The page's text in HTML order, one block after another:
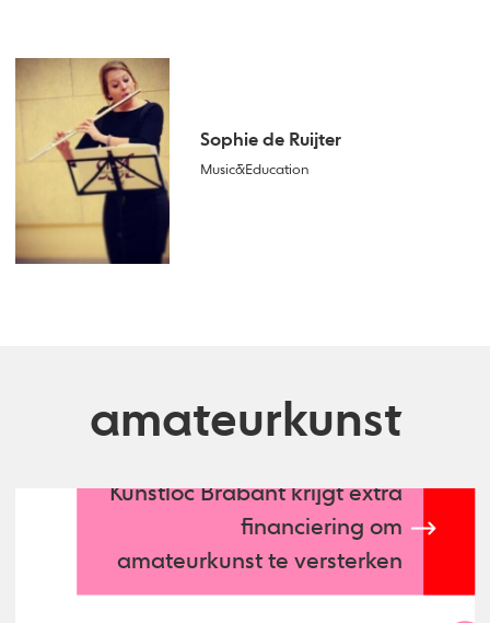
Sophie de Ruijter
Music&Education
amateurkunst
Kunstloc Brabant krijgt extra
financiering om
amateurkunst te versterken